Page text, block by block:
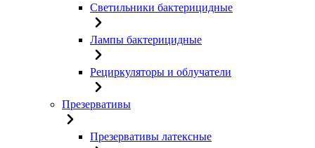
Светильники бактерицидные
Лампы бактерицидные
Рециркуляторы и облучатели
Презервативы
Презервативы латексные